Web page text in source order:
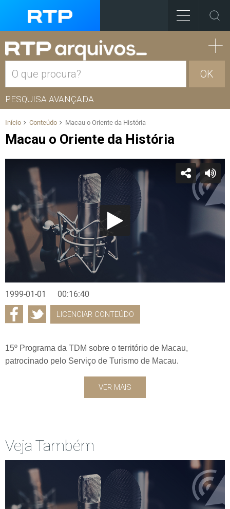
OK
PESQUISA AVANÇADA
Início Conteúdo Macau o Oriente da História
Macau o Oriente da História
1999-01-01 00:16:40
LICENCIAR CONTEÚDO
15º Programa da TDM sobre o território de Macau,
patrocinado pelo Serviço de Turismo de Macau.
VER MAIS
Veja Também